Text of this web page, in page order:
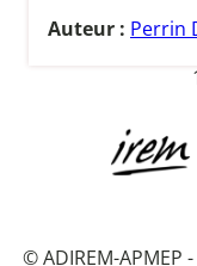
Auteur : Perrin
© ADIREM-APMEP